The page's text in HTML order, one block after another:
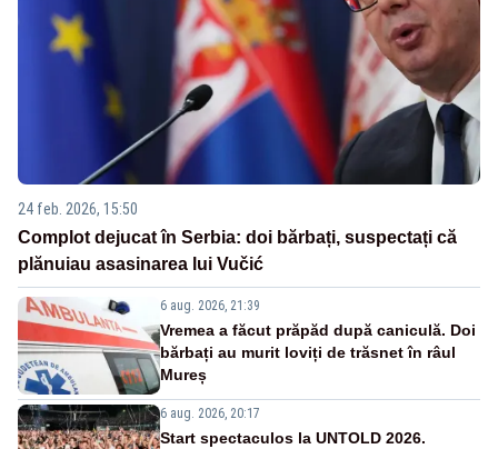
24 feb. 2026, 15:50
Complot dejucat în Serbia: doi bărbați, suspectați că
plănuiau asasinarea lui Vučić
6 aug. 2026, 21:39
Vremea a făcut prăpăd după caniculă. Doi
bărbați au murit loviți de trăsnet în râul
Mureș
6 aug. 2026, 20:17
Start spectaculos la UNTOLD 2026.